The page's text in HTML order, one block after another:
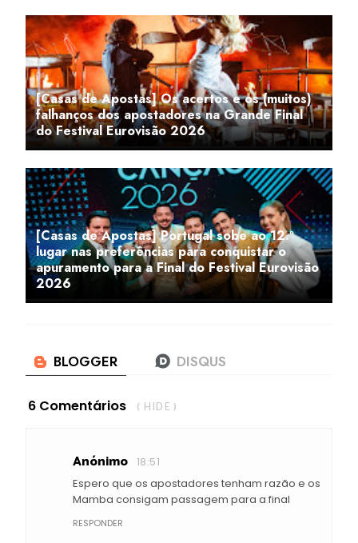
[Casas de Apostas] Os acertos e os (muitos)
falhanços dos apostadores na Grande Final
do Festival Eurovisão 2026
[Casas de Apostas] Portugal sobe ao 12.º
lugar nas preferências para conquistar o
apuramento para a Final do Festival Eurovisão
2026
6 Comentários ( HIDE )
Anónimo 18:51
Espero que os apostadores tenham razão e os
Mamba consigam passagem para a final
RESPONDER